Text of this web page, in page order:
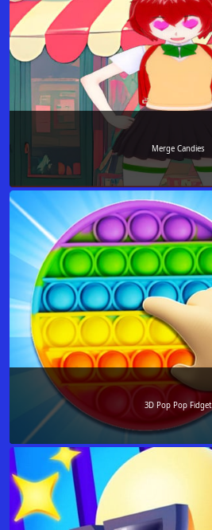
Merge Candies
3D Pop Pop Fidget